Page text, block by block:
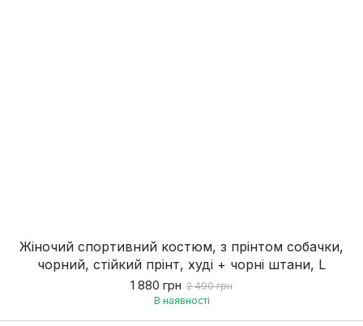
Жіночий спортивний костюм, з прінтом собачки,
чорний, стійкий прінт, худі + чорні штани, L
1 880 грн 2 490 грн
В наявності